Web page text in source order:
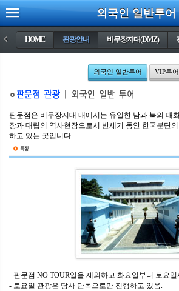
외국인 일반투어
< HOME 관광안내 비무장지대(DMZ)
외국인 일반투어 VIP투어
판문점은 비무장지대 내에서는 유일한 남과 북의 대
장과 대립의 역사현장으로서 반세기 동안 한국분단
하고 있는 곳입니다.
- 판문점 NO TOUR일을 제외하고 화요일부터 토요
- 토요일 관광은 당사 단독으로만 진행하고 있음.